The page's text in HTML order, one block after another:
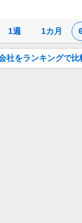
1週 1カ月
社をランキングで比